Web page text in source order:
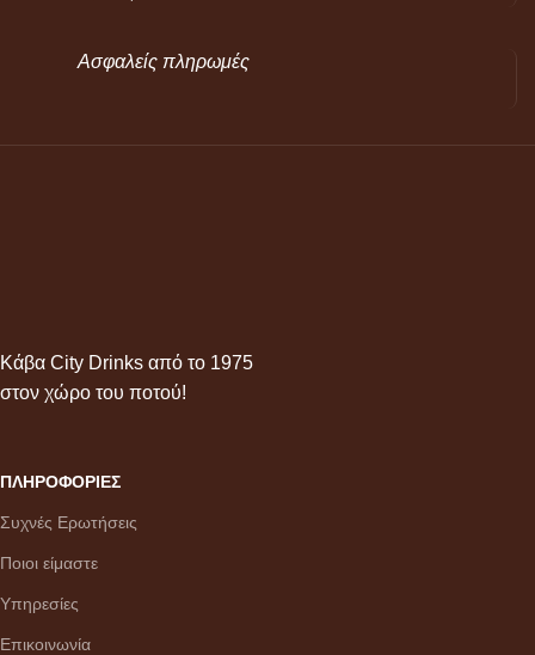
Ασφαλείς πληρωμές
Κάβα City Drinks από το 1975
στον χώρο του ποτού!
ΠΛΗΡΟΦΟΡΙΕΣ
Συχνές Ερωτήσεις
Ποιοι είμαστε
Υπηρεσίες
Επικοινωνία